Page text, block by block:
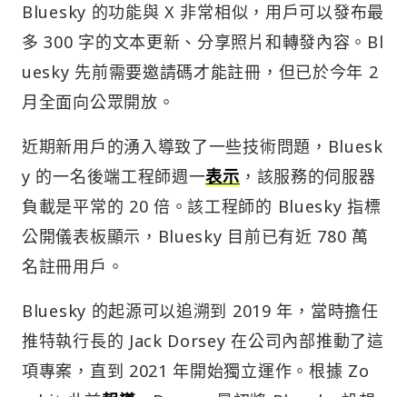
Bluesky 的功能與 X 非常相似，用戶可以發布最
多 300 字的文本更新、分享照片和轉發內容。Bl
uesky 先前需要邀請碼才能註冊，但已於今年 2
月全面向公眾開放。
近期新用戶的湧入導致了一些技術問題，Bluesk
y 的一名後端工程師週一表示，該服務的伺服器
負載是平常的 20 倍。該工程師的 Bluesky 指標
公開儀表板顯示，Bluesky 目前已有近 780 萬
名註冊用戶。
Bluesky 的起源可以追溯到 2019 年，當時擔任
推特執行長的 Jack Dorsey 在公司內部推動了這
項專案，直到 2021 年開始獨立運作。根據 Zo